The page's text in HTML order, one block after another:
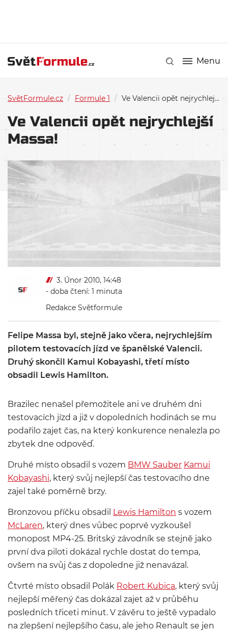
Menu
SvětFormule.cz / Formule 1 / Ve Valencii opět nejrychlejší Massa!
Ve Valencii opět nejrychlejší
Massa!
3. Únor 2010, 14:48
- doba čtení: 1 minuta
Redakce Světformule
Felipe Massa byl, stejně jako včera, nejrychlejším
pilotem testovacích jízd ve španělské Valencii.
Druhý skončil Kamui Kobayashi, třetí místo
obsadil Lewis Hamilton.
Brazilec nenašel přemožitele ani ve druhém dni
testovacích jízd a již v dopoledních hodinách se mu
podařilo zajet čas, na který konkurence nenalezla po
zbytek dne odpověď.
Druhé místo obsadil s vozem BMW Sauber Kamui
Kobayashi, který svůj nejlepší čas testovacího dne
zajel také poměrně brzy.
Bronzovou příčku obsadil Lewis Hamilton s vozem
McLaren, který dnes vůbec poprvé vyzkoušel
monopost MP4-25. Britský závodník se stejně jako
první dva piloti dokázal rychle dostat do tempa,
ovšem na svůj čas z dopoledne již nenavázal.
Čtvrté místo obsadil Polák Robert Kubica, který svůj
nejlepší měřený čas dokázal zajet až v průběhu
posledních třiceti minut. V závěru to ještě vypadalo
na zlepšení nejlepšího času, ale jeho Renault se jen